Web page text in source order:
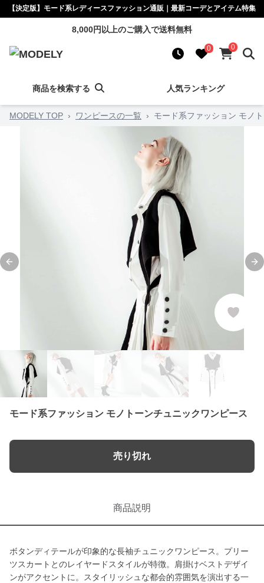
【決定版】モード系レディースファッション通販｜最新コーデとアイテム特集
8,000円以上のご購入で送料無料
0 0
商品を検索する 人気ランキング
MODELY TOP › ワンピースの一覧 › モード系ファッション モノ
Previous slide
モード系ファッション モノトーンチュニックワンピース
売り切れ
商品説明
ボタンディテールが印象的な長袖チュニックワンピース。プリー
ツスカートとのレイヤードスタイルが特徴。肩掛けベストデザイ
ンがアクセントに。スタイリッシュな都会的雰囲気を演出する一